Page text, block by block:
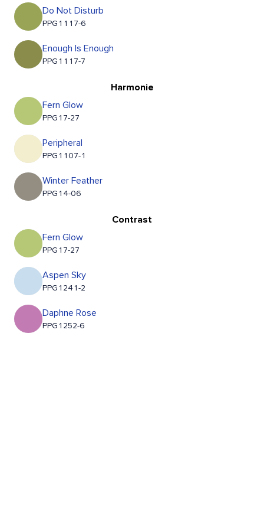
Do Not Disturb
PPG1117-6
Enough Is Enough
PPG1117-7
Harmonie
Fern Glow
PPG17-27
Peripheral
PPG1107-1
Winter Feather
PPG14-06
Contrast
Fern Glow
PPG17-27
Aspen Sky
PPG1241-2
Daphne Rose
PPG1252-6